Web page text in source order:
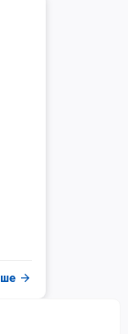
arrow_forward